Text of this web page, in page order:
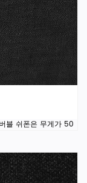
블 쉬폰은 무게가 50